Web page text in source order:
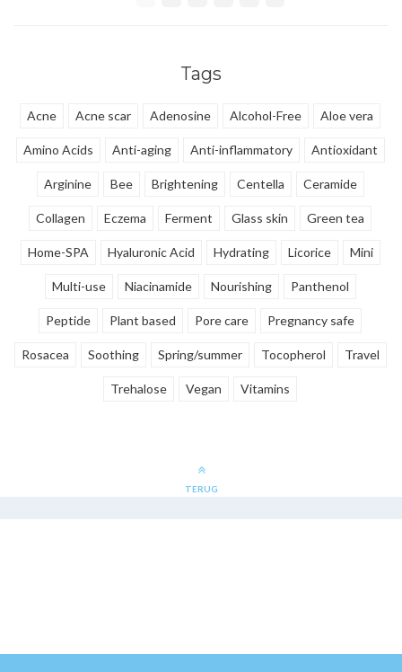
Tags
Acne Acne scar Adenosine Alcohol-Free Aloe vera
Amino Acids Anti-aging Anti-inflammatory Antioxidant
Arginine Bee Brightening Centella Ceramide
Collagen Eczema Ferment Glass skin Green tea
Home-SPA Hyaluronic Acid Hydrating Licorice Mini
Multi-use Niacinamide Nourishing Panthenol
Peptide Plant based Pore care Pregnancy safe
Rosacea Soothing Spring/summer Tocopherol Travel
Trehalose Vegan Vitamins
TERUG